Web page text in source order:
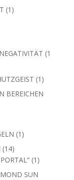
1 1
1
1 1
Produkt
BEREICHEN
1 1
1414
Produkte
1 1
Produkt
SUN